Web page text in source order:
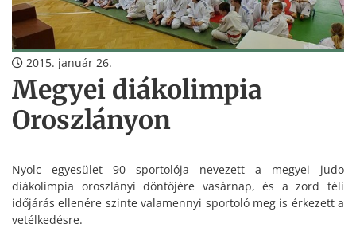
2015. január 26.
Megyei diákolimpia
Oroszlányon
Nyolc egyesület 90 sportolója nevezett a megyei judo
diákolimpia oroszlányi döntőjére vasárnap, és a zord téli
időjárás ellenére szinte valamennyi sportoló meg is érkezett a
vetélkedésre.